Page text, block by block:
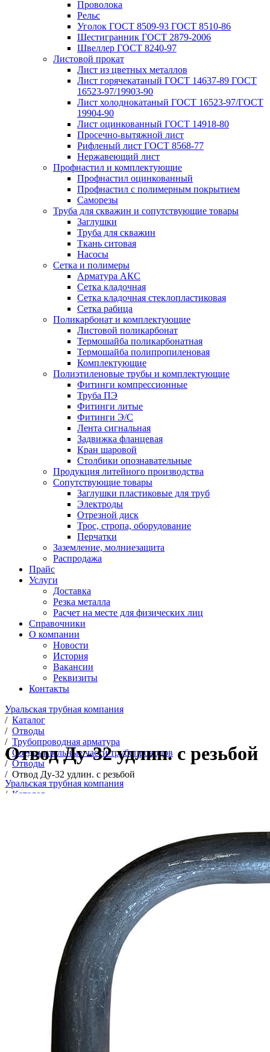
Проволока
Рельс
Уголок ГОСТ 8509-93 ГОСТ 8510-86
Шестигранник ГОСТ 2879-2006
Швеллер ГОСТ 8240-97
Листовой прокат
Лист из цветных металлов
Лист горячекатаный ГОСТ 14637-89 ГОСТ
16523-97/19903-90
Лист холоднокатаный ГОСТ 16523-97/ГОСТ
19904-90
Лист оцинкованный ГОСТ 14918-80
Просечно-вытяжной лист
Рифленый лист ГОСТ 8568-77
Нержавеющий лист
Профнастил и комплектующие
Профнастил оцинкованный
Профнастил с полимерным покрытием
Саморезы
Труба для скважин и сопутствующие товары
Заглушки
Труба для скважин
Ткань ситовая
Насосы
Сетка и полимеры
Арматура АКС
Сетка кладочная
Сетка кладочная стеклопластиковая
Сетка рабица
Поликарбонат и комплектующие
Листовой поликарбонат
Термошайба поликарбонатная
Термошайба полипропиленовая
Комплектующие
Полиэтиленовые трубы и комплектующие
Фитинги компрессионные
Труба ПЭ
Фитинги литые
Фитинги Э/С
Лента сигнальная
Задвижка фланцевая
Кран шаровой
Столбики опознавательные
Продукция литейного производства
Сопутствующие товары
Заглушки пластиковые для труб
Электроды
Отрезной диск
Трос, стропа, оборудование
Перчатки
Заземление, молниезащита
Распродажа
Прайс
Услуги
Доставка
Резка металла
Расчет на месте для физических лиц
Справочники
О компании
Новости
История
Вакансии
Реквизиты
Контакты
Уральская трубная компания
/ Каталог
/ Отводы
/ Трубопроводная арматура
/ Соединительные части трубопроводов
/ Отводы
/ Отвод Ду-32 удлин. с резьбой
Отвод Ду-32 удлин. с резьбой
Уральская трубная компания
/ Каталог